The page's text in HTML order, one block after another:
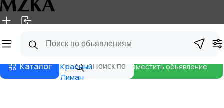
Главная Магазины
Каталог
Красный
Лиман
Разместить объявление